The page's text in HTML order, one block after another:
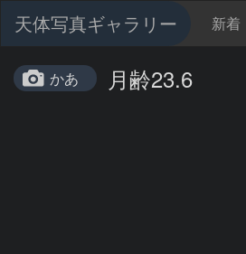
天体写真ギャラリー 新着
かあ 月齢23.6